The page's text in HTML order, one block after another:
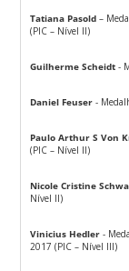
Tatiana Pasold –
(PIC – Nível II)
Guilherme Scheidt -
Daniel Feuser -
Paulo Arthur S Von
(PIC – Nível II)
Nicole Cristine
Nível II)
Vinicius Hedler-
2017 (PIC – Nível III)